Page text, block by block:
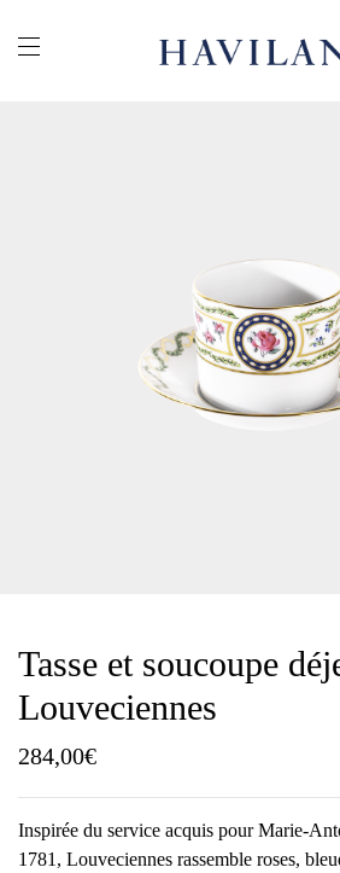
Ouvrir
Tasse et soucoupe
Louveciennes
284,00€
Inspirée du service acquis pour Marie-
1781, Louveciennes rassemble roses,